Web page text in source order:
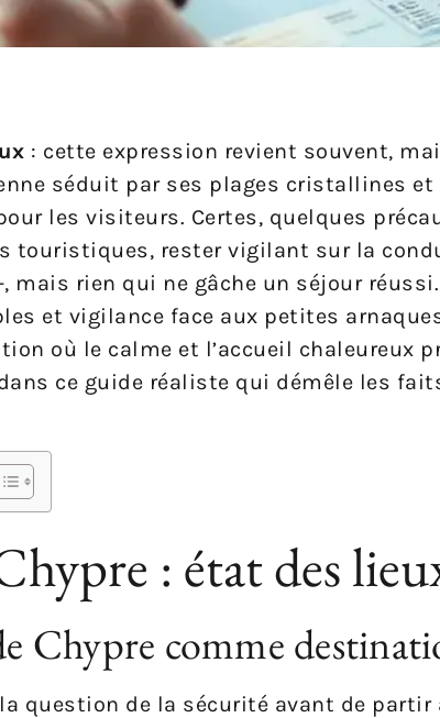
: cette expression revient souvent,
séduit par ses plages cristallines
les visiteurs. Certes, quelques
touristiques, rester vigilant sur la
mais rien qui ne gâche un séjour
et vigilance face aux petites
où le calme et l’accueil chaleureux
ce guide réaliste qui démêle les
: état des
Chypre comme
question de la sécurité avant de partir